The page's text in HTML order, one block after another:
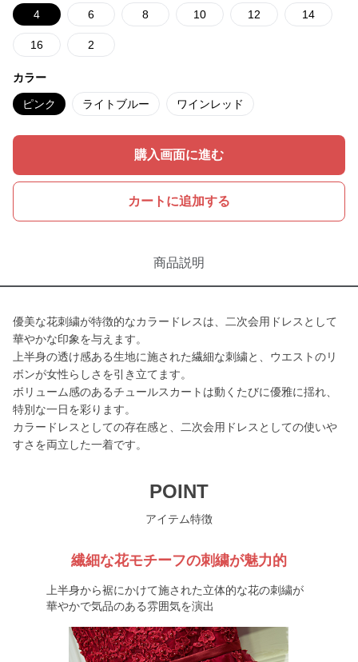
4 6 8 10 12 14
16 2
カラー
ピンク ライトブルー ワインレッド
購入画面に進む
カートに追加する
商品説明
優美な花刺繍が特徴的なカラードレスは、二次会用ドレスとして
華やかな印象を与えます。
上半身の透け感ある生地に施された繊細な刺繍と、ウエストのリ
ボンが女性らしさを引き立てます。
ボリューム感のあるチュールスカートは動くたびに優雅に揺れ、
特別な一日を彩ります。
カラードレスとしての存在感と、二次会用ドレスとしての使いや
すさを両立した一着です。
POINT
アイテム特徴
繊細な花モチーフの刺繍が魅力的
上半身から裾にかけて施された立体的な花の刺繍が
華やかで気品のある雰囲気を演出